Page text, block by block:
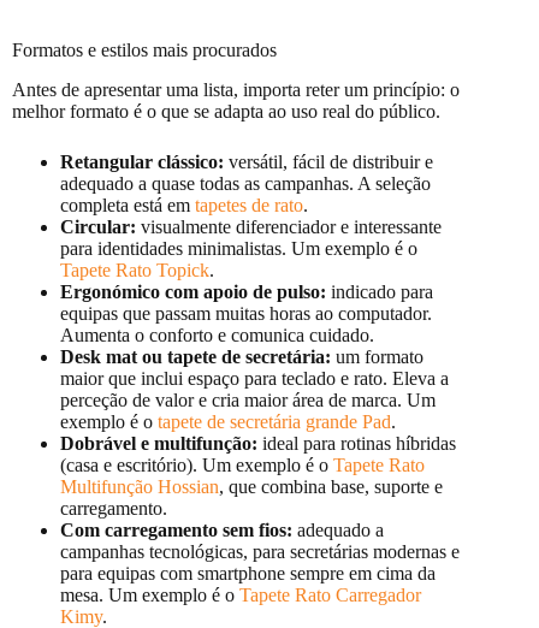
Formatos e estilos mais procurados
Antes de apresentar uma lista, importa reter um princípio: o
melhor formato é o que se adapta ao uso real do público.
Retangular clássico: versátil, fácil de distribuir e
adequado a quase todas as campanhas. A seleção
completa está em tapetes de rato.
Circular: visualmente diferenciador e interessante
para identidades minimalistas. Um exemplo é o
Tapete Rato Topick.
Ergonómico com apoio de pulso: indicado para
equipas que passam muitas horas ao computador.
Aumenta o conforto e comunica cuidado.
Desk mat ou tapete de secretária: um formato
maior que inclui espaço para teclado e rato. Eleva a
perceção de valor e cria maior área de marca. Um
exemplo é o tapete de secretária grande Pad.
Dobrável e multifunção: ideal para rotinas híbridas
(casa e escritório). Um exemplo é o Tapete Rato
Multifunção Hossian, que combina base, suporte e
carregamento.
Com carregamento sem fios: adequado a
campanhas tecnológicas, para secretárias modernas e
para equipas com smartphone sempre em cima da
mesa. Um exemplo é o Tapete Rato Carregador
Kimy.